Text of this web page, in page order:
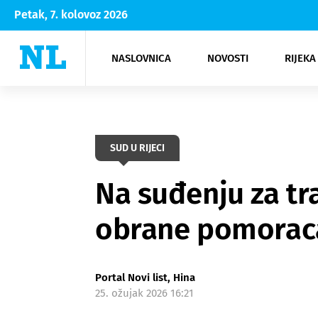
Petak, 7. kolovoz 2026
NASLOVNICA NOVOSTI
Rijeka Opatija
NK
Moda
Kultura
SUD U RIJECI
Na suđenju za
obrane
Portal Novi list, Hina
25. ožujak 2026 16:21